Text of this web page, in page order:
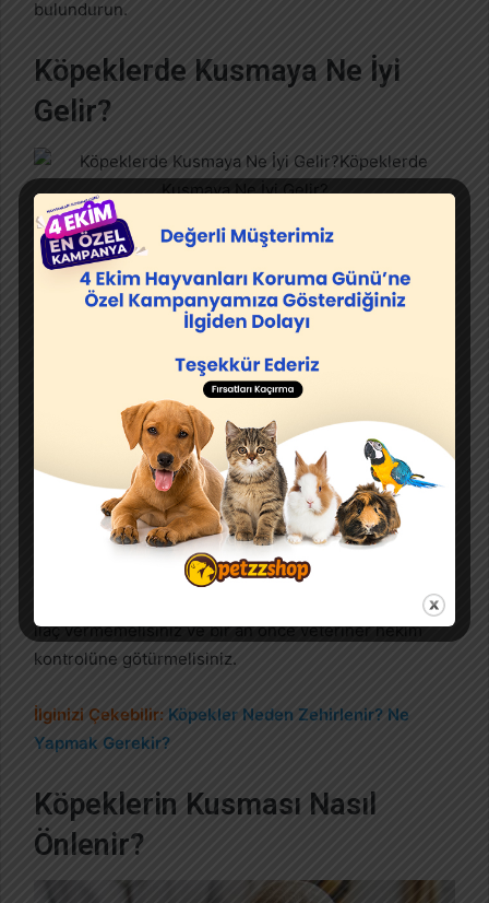
bulundurun.
Köpeklerde Kusmaya Ne İyi
Gelir?
Bu tür durumlarda köpeğinize hiçbir şey
yedirmemelisiniz.
Çok ufak miktarda su verebilirsiniz. Çünkü kusma
nedeniyle köpeğiniz susuz kalmış olabilir.
Biraz zaman geçene kadar bir şey yedirmeyin ve
daha sonra ufak miktarlarda mama verebilirsiniz.
Daha fazla kusmuyorsa birkaç gün ufak
miktarlarda öğünler verebilirsiniz.
Tabii ki tüm bunları uygulamadan önce bir
veteriner hekim tavsiyesi almak çok daha faydalı
olacaktır.
Bu tarz durumlarda köpeğinize kesinlikle
ilaç vermemelisiniz ve bir an önce veteriner hekim
kontrolüne götürmelisiniz.
İlginizi Çekebilir: Köpekler Neden Zehirlenir? Ne
Yapmak Gerekir?
Köpeklerin Kusması Nasıl
Önlenir?